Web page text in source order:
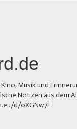
Kino, Musik und
Notizen aus dem
d/0XGNw7F